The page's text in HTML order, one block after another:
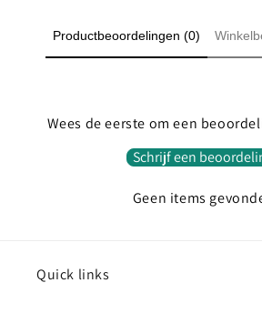
Productbeoordelingen (0)
Wees de eerste om een
Schrijf een
Geen items
Quick links